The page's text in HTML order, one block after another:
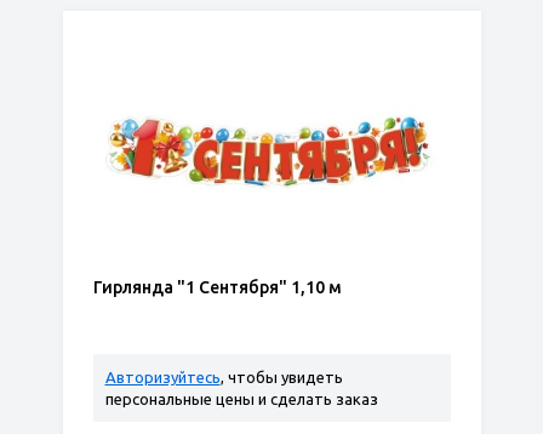
Гирлянда "1 Сентября" 1,10 м
Авторизуйтесь, чтобы увидеть
персональные цены и сделать заказ